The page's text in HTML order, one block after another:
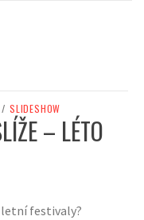
/ SLIDESHOW
– LÉTO
festivaly?